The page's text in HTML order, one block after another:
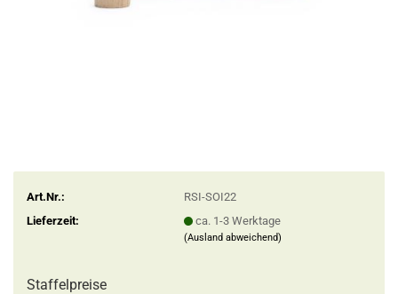
Art.Nr.:
RSI-SOI22
Lieferzeit:
ca. 1-3 Werktage
(Ausland abweichend)
Staffelpreise